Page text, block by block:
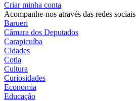
Criar minha conta
Acompanhe-nos através das redes sociais
Barueri
Câmara dos Deputados
Carapicuíba
Cidades
Cotia
Cultura
Curiosidades
Economia
Educação